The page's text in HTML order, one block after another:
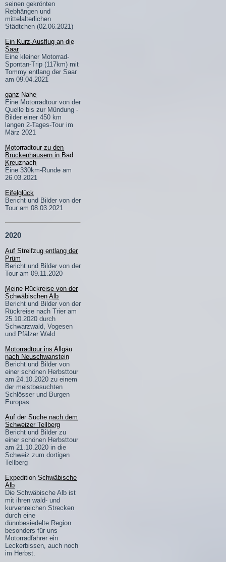
seinen gekrönten
Rebhängen und
mittelalterlichen
Städtchen (02.06.2021)
Ein Kurz-Ausflug an die
Saar
Eine kleiner Motorrad-
Spontan-Trip (117km) mit
Tommy entlang der Saar
am 09.04.2021
ganz Nahe
Eine Motorradtour von der
Quelle bis zur Mündung -
Bilder einer 450 km
langen 2-Tages-Tour im
März 2021
Motorradtour zu den
Brückenhäusern in Bad
Kreuznach
Eine 330km-Runde am
26.03.2021
Eifelglück
Bericht und Bilder von der
Tour am 08.03.2021
2020
Auf Streifzug entlang der
Prüm
Bericht und Bilder von der
Tour am 09.11.2020
Meine Rückreise von der
Schwäbischen Alb
Bericht und Bilder von der
Rückreise nach Trier am
25.10.2020 durch
Schwarzwald, Vogesen
und Pfälzer Wald
Motorradtour ins Allgäu
nach Neuschwanstein
Bericht und Bilder von
einer schönen Herbsttour
am 24.10.2020 zu einem
der meistbesuchten
Schlösser und Burgen
Europas
Auf der Suche nach dem
Schweizer Tellberg
Bericht und Bilder zu
einer schönen Herbsttour
am 21.10.2020 in die
Schweiz zum dortigen
Tellberg
Expedition Schwäbische
Alb
Die Schwäbische Alb ist
mit ihren wald- und
kurvenreichen Strecken
durch eine
dünnbesiedelte Region
besonders für uns
Motorradfahrer ein
Leckerbissen, auch noch
im Herbst.